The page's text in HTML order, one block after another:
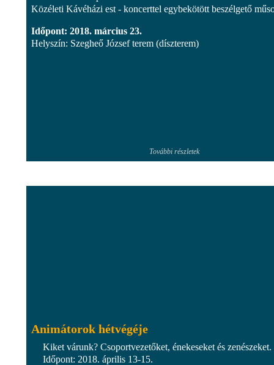
Közéleti Kávéházi est - koncerttel egybekötött beszélgető
Időpont: 2018. március 23.
Helyszín: Szegheő József terem (díszterem)
További részletek
Animátorok hétvégéje
Kiket várunk? Csoportvezetőket, énekeseket és zenészeket.
Időpont: 2018. április 13-15.